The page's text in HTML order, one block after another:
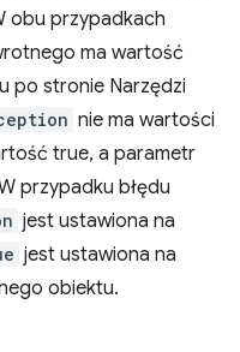
obu przypadkach
ma wartość
po stronie Narzędzi
nie ma wartości
true, a parametr
przypadku błędu
jest ustawiona na
jest ustawiona na
obiektu.